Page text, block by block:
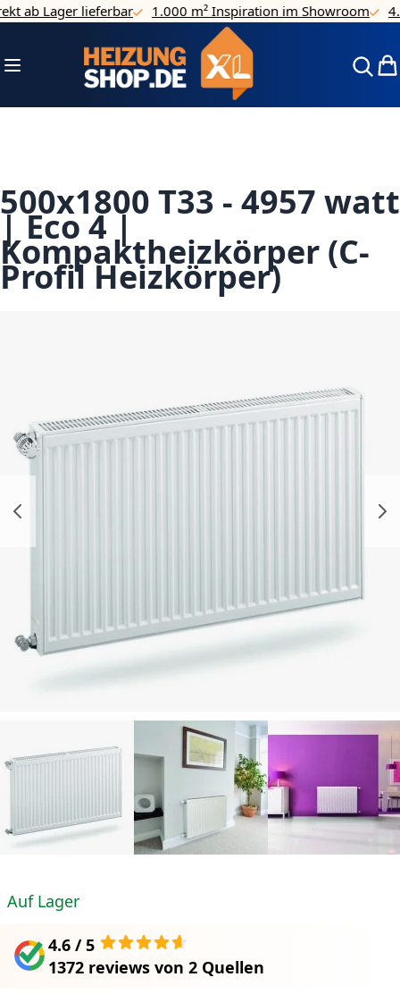
Direkt zum Inhalt
Lager lieferbar 1.000 m² Inspiration im Showroom 4.7/
Navigation umschalten
500x1800 T33 - 4957 watt
| Eco 4 |
Kompaktheizkörper (C-
Profil Heizkörper)
Auf Lager
4.6 / 5
1372 reviews von 2 Quellen